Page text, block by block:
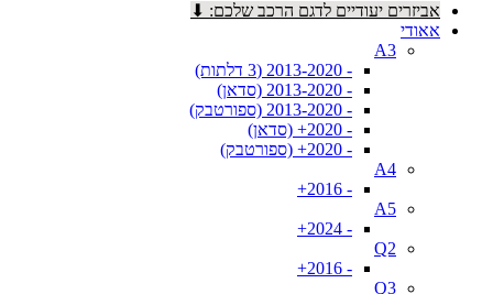
אביזרים יעודיים לדגם הרכב שלכם: ⬇
אאודי
A3
- 2013-2020 (3 דלתות)
- 2013-2020 (סדאן)
- 2013-2020 (ספורטבק)
- 2020+ (סדאן)
- 2020+ (ספורטבק)
A4
- 2016+
A5
- 2024+
Q2
- 2016+
Q3